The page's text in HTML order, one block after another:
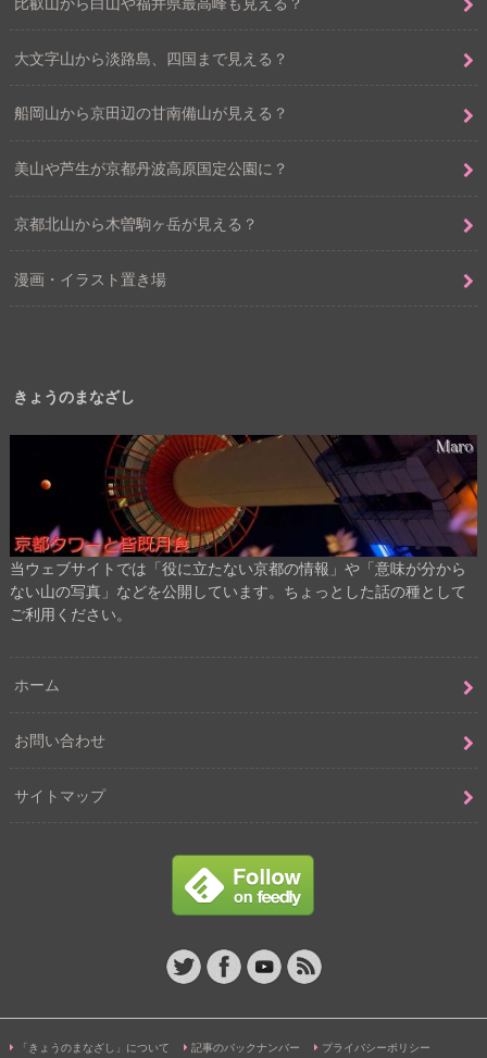
大文字山から淡路島、四国まで見える？
船岡山から京田辺の甘南備山が見える？
美山や芦生が京都丹波高原国定公園に？
京都北山から木曽駒ヶ岳が見える？
漫画・イラスト置き場
きょうのまなざし
当ウェブサイトでは「役に立たない京都の情報」や「意味が分から
ない山の写真」などを公開しています。ちょっとした話の種として
ご利用ください。
ホーム
お問い合わせ
サイトマップ
「きょうのまなざし」について 記事のバックナンバー プライバシーポリシー